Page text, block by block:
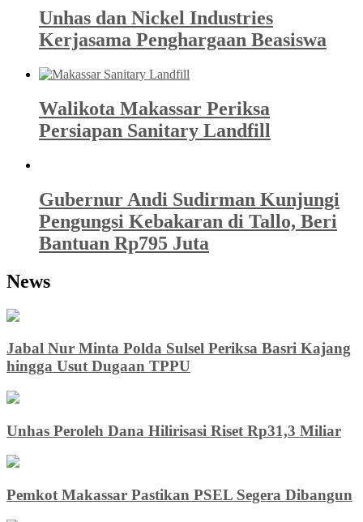
Unhas dan Nickel Industries
Kerjasama Penghargaan Beasiswa
Walikota Makassar Periksa
Persiapan Sanitary Landfill
Gubernur Andi Sudirman Kunjungi
Pengungsi Kebakaran di Tallo, Beri
Bantuan Rp795 Juta
News
Jabal Nur Minta Polda Sulsel Periksa Basri Kajang
hingga Usut Dugaan TPPU
Unhas Peroleh Dana Hilirisasi Riset Rp31,3 Miliar
Pemkot Makassar Pastikan PSEL Segera Dibangun